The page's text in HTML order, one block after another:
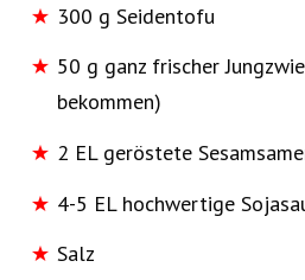
300 g Seidentofu
50 g ganz frischer
bekommen)
2 EL geröstete
4-5 EL hochwertige
Salz